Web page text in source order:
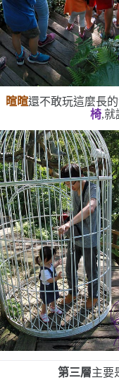
暄暄還不敢玩這麼長的
椅,就
第三層主要